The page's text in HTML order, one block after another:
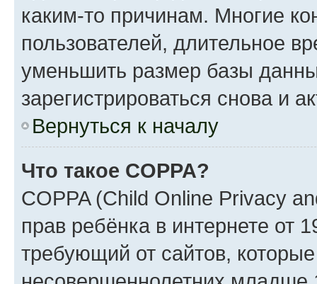
каким-то причинам. Многие
пользователей, длительное
уменьшить размер базы
зарегистрироваться снова и
Вернуться к началу
Что такое COPPA?
COPPA (Child Online Privacy
прав ребёнка в интернете от
требующий от сайтов,